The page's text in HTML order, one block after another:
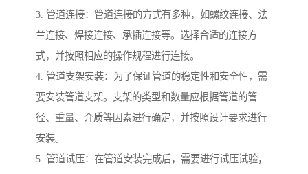
3. 管道连接：管道连接的方式有多种，如螺纹连接、法
兰连接、焊接连接、承插连接等。选择合适的连接方
式，并按照相应的操作规程进行连接。
4. 管道支架安装：为了保证管道的稳定性和安全性，需
要安装管道支架。支架的类型和数量应根据管道的管
径、重量、介质等因素进行确定，并按照设计要求进行
安装。
5. 管道试压：在管道安装完成后，需要进行试压试验，